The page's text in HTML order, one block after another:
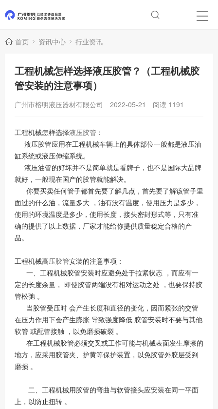
首页 资讯中心 行业资讯
工程机械怎样选择液压胶管？（工程机械胶
管安装的注意事项）
广州市榕明液压器材有限公司 2022-05-21 阅读 1191
工程机械怎样选择液压胶管 ：
液压胶管应用在工程机械车辆上的具体部位一般都是液压油
缸系统或液压伸缩系统。
液压油管的好坏并不是简单就是看牌子，也不是国际大品牌
就好，一般现在国产的胶管就能解决。
你要买卖任何管子都首先要了解几点，首先要了解该管子里
面过的什么油，流量多大 ，油有没有温度，使用压力是多少，
使用的环境温度是多少，使用长度，接头密封形式等，只有准
确的提供了以上数据，厂家才能给你提供质量稳定合格的产
品。
工程机械高压胶管安装的注意事项：
一、工程机械胶管安装时应避免处于拉紧状态 ，而应有一
定的长度余量， 即使胶管两端没有相对运动之处 ，也要保持胶
管松弛 。
当胶管受压时 会产生长度和直径的变化，因而紧张的交管
在压力作用下会产生膨胀 导致强度降低 胶管安装时不要与其他
软管 或配管接触 ，以免磨损破裂 。
在工程机械胶管必须交叉或工作可能与机械表面发生摩擦的
地方，应采用胶管夹、护黄等保护装置，以免胶管外胶层受到
磨损 。
二、工程机械用胶管的弯曲与软管接头应安装在同一平面
上，以防止扭转 。